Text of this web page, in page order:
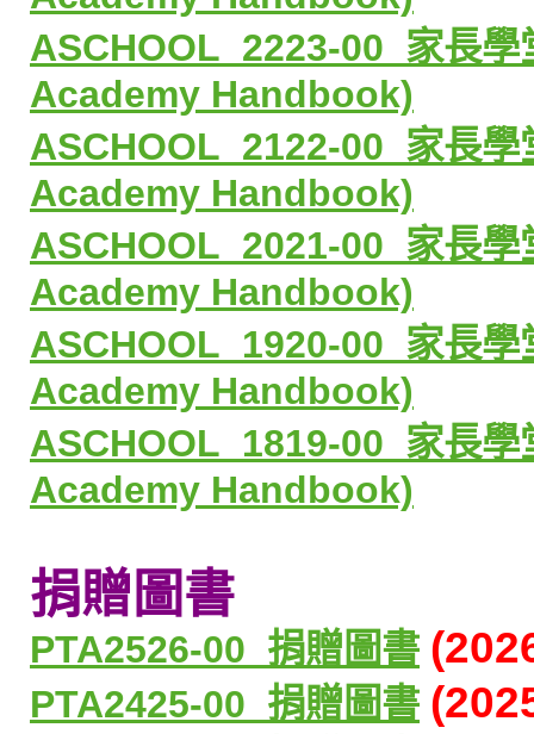
ASCHOOL_2223-00_ 家長
Academy Handbook)
ASCHOOL_2122-00_ 家長
Academy Handbook)
ASCHOOL_2021-00_ 家長
Academy Handbook)
ASCHOOL_1920-00_ 家長
Academy Handbook)
ASCHOOL_1819-00_ 家長
Academy Handbook)
捐贈圖書
PTA2526-00_ 捐贈圖書
PTA2425-00_ 捐贈圖書